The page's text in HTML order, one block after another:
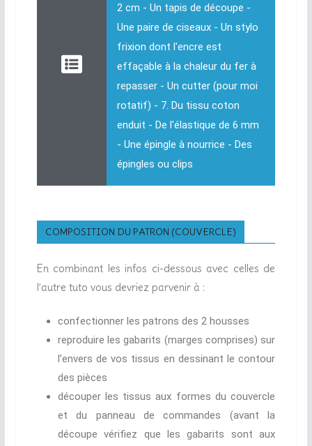
2 cm - Un tapis de découpe -
Une paire de ciseaux - Un stylo
frixion dont l'encre est
effaçable à la chaleur du fer à
repasser - Un cutter (pour moi
rotatif) - 7. Du tissu coton
enduit - De l'élastique de 6 mm
- Une épingle à nourrice - Des
épingles ou clips
COMPOSITION DU PATRON (COUVERCLE)
En combinant les infos ci-dessous avec celles de
l’autre tuto vous devriez parvenir à :
confectionner les patrons des 2 housses
reproduire les gabarits (marges comprises) sur
l’envers de vos tissus en dessinant le contour
des pièces
découper les tissus aux formes du couvercle
et du panneau de commandes (avant la
découpe vérifiez que les gabarits sont aux